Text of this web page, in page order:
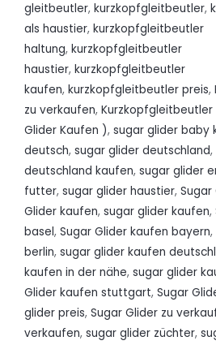
gleitbeutler, kurzkopfgleitbeutler,
als haustier, kurzkopfgleitbeutler
haltung, kurzkopfgleitbeutler
haustier, kurzkopfgleitbeutler
kaufen, kurzkopfgleitbeutler preis,
zu verkaufen,
Glider Kaufen ), sugar glider baby
deutsch, sugar glider deutschland,
deutschland kaufen, sugar glider
futter, sugar glider haustier, Sugar
Glider kaufen, sugar glider kaufen,
basel, Sugar Glider kaufen bayern,
berlin, sugar glider kaufen
kaufen in der nähe, sugar glider
Glider kaufen stuttgart, Sugar
glider preis, Sugar Glider zu
verkaufen, sugar glider züchter,